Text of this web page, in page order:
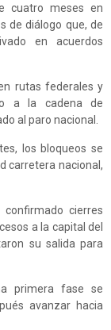
cuatro meses en
de diálogo que, de
en acuerdos
rutas federales y
a la cadena de
al paro nacional.
los bloqueos se
carretera nacional,
cierres
a la capital del
su salida para
primera fase se
avanzar hacia